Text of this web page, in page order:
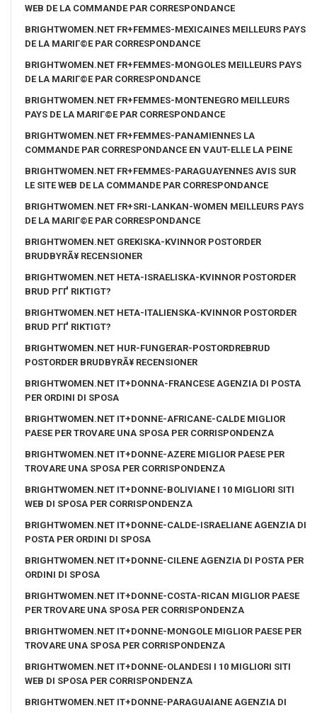
WEB DE LA COMMANDE PAR CORRESPONDANCE
BRIGHTWOMEN.NET FR+FEMMES-MEXICAINES MEILLEURS PAYS
DE LA MARIГ©E PAR CORRESPONDANCE
BRIGHTWOMEN.NET FR+FEMMES-MONGOLES MEILLEURS PAYS
DE LA MARIГ©E PAR CORRESPONDANCE
BRIGHTWOMEN.NET FR+FEMMES-MONTENEGRO MEILLEURS
PAYS DE LA MARIГ©E PAR CORRESPONDANCE
BRIGHTWOMEN.NET FR+FEMMES-PANAMIENNES LA
COMMANDE PAR CORRESPONDANCE EN VAUT-ELLE LA PEINE
BRIGHTWOMEN.NET FR+FEMMES-PARAGUAYENNES AVIS SUR
LE SITE WEB DE LA COMMANDE PAR CORRESPONDANCE
BRIGHTWOMEN.NET FR+SRI-LANKAN-WOMEN MEILLEURS PAYS
DE LA MARIГ©E PAR CORRESPONDANCE
BRIGHTWOMEN.NET GREKISKA-KVINNOR POSTORDER
BRUDBYRÃ¥ RECENSIONER
BRIGHTWOMEN.NET HETA-ISRAELISKA-KVINNOR POSTORDER
BRUD PГҐ RIKTIGT?
BRIGHTWOMEN.NET HETA-ITALIENSKA-KVINNOR POSTORDER
BRUD PГҐ RIKTIGT?
BRIGHTWOMEN.NET HUR-FUNGERAR-POSTORDREBRUD
POSTORDER BRUDBYRÃ¥ RECENSIONER
BRIGHTWOMEN.NET IT+DONNA-FRANCESE AGENZIA DI POSTA
PER ORDINI DI SPOSA
BRIGHTWOMEN.NET IT+DONNE-AFRICANE-CALDE MIGLIOR
PAESE PER TROVARE UNA SPOSA PER CORRISPONDENZA
BRIGHTWOMEN.NET IT+DONNE-AZERE MIGLIOR PAESE PER
TROVARE UNA SPOSA PER CORRISPONDENZA
BRIGHTWOMEN.NET IT+DONNE-BOLIVIANE I 10 MIGLIORI SITI
WEB DI SPOSA PER CORRISPONDENZA
BRIGHTWOMEN.NET IT+DONNE-CALDE-ISRAELIANE AGENZIA DI
POSTA PER ORDINI DI SPOSA
BRIGHTWOMEN.NET IT+DONNE-CILENE AGENZIA DI POSTA PER
ORDINI DI SPOSA
BRIGHTWOMEN.NET IT+DONNE-COSTA-RICAN MIGLIOR PAESE
PER TROVARE UNA SPOSA PER CORRISPONDENZA
BRIGHTWOMEN.NET IT+DONNE-MONGOLE MIGLIOR PAESE PER
TROVARE UNA SPOSA PER CORRISPONDENZA
BRIGHTWOMEN.NET IT+DONNE-OLANDESI I 10 MIGLIORI SITI
WEB DI SPOSA PER CORRISPONDENZA
BRIGHTWOMEN.NET IT+DONNE-PARAGUAIANE AGENZIA DI